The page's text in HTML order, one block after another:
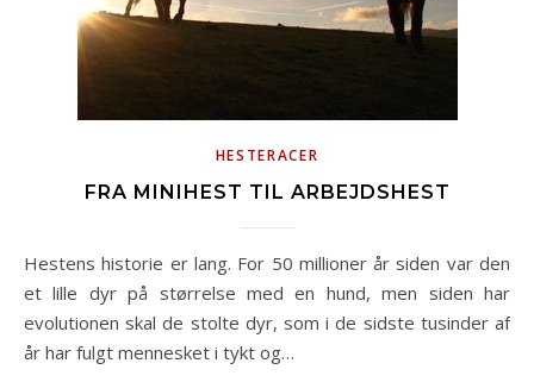
HESTERACER
FRA MINIHEST TIL ARBEJDSHEST
Hestens historie er lang. For 50 millioner år siden var den
et lille dyr på størrelse med en hund, men siden har
evolutionen skal de stolte dyr, som i de sidste tusinder af
år har fulgt mennesket i tykt og…